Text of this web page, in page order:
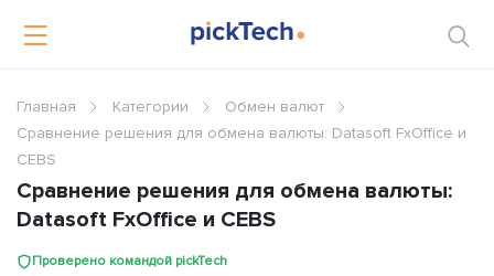
Главная Категории
Обмен валют
Сравнение решения для обмена валюты: Datasoft FxOffice и
CEBS
Сравнение решения для обмена валюты:
Datasoft FxOffice и CEBS
Проверено командой pickTech